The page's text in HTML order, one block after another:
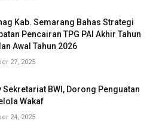
Kab. Semarang Bahas Strategi
Pencairan TPG PAI Akhir Tahun
Awal Tahun 2026
27, 2025
Sekretariat BWI, Dorong Penguatan
Wakaf
24, 2025